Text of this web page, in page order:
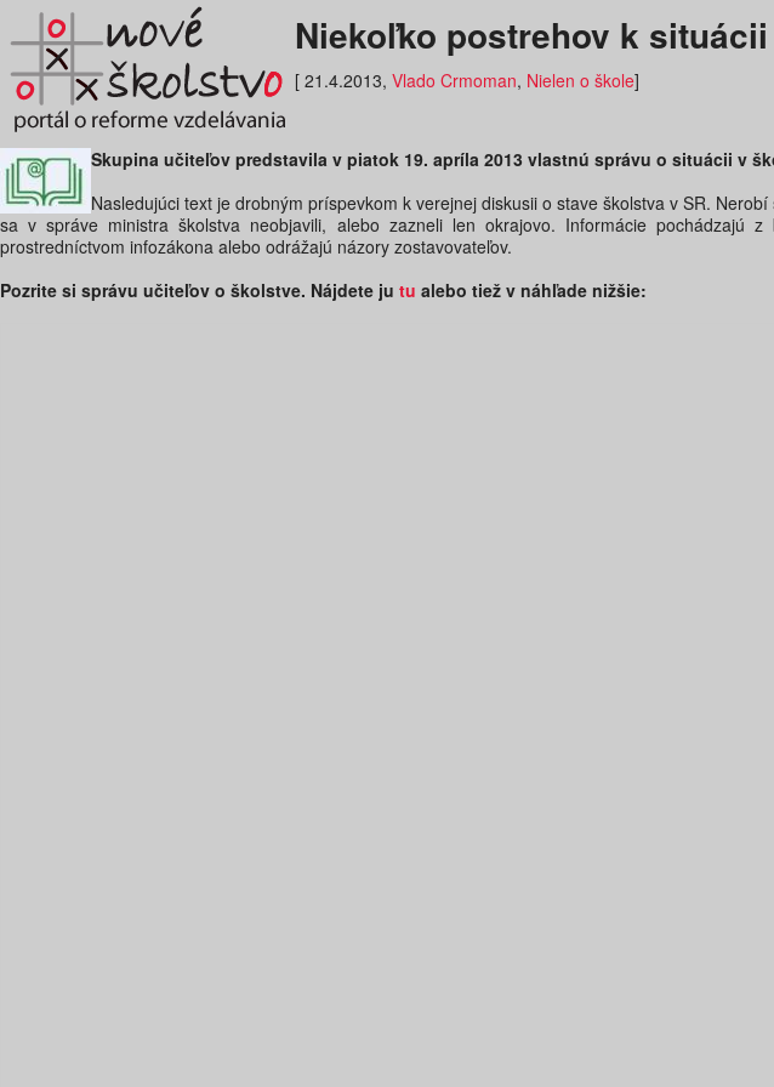
Niekoľko postrehov k
[ 21.4.2013, Vlado Crmoman, Nielen o škole]
Skupina učiteľov predstavila v piatok 19. apríla 2013 vlastnú správu o situácii v
Nasledujúci text je drobným príspevkom k verejnej diskusii o stave školstva v SR.
sa v správe ministra školstva neobjavili, alebo zazneli len okrajovo. Informácie pochádzajú
prostredníctvom infozákona alebo odrážajú názory zostavovateľov.
Pozrite si správu učiteľov o školstve. Nájdete ju tu alebo tiež v náhľade nižšie: